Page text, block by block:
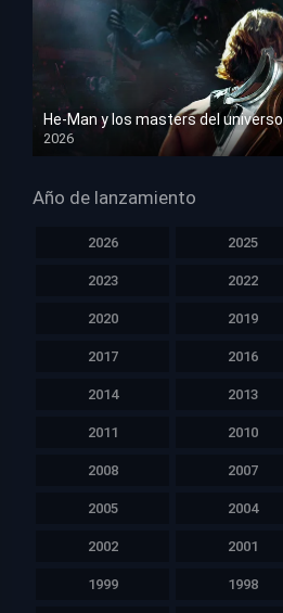
He-Man y los masters del universo
2026
HD 1080p
Año de lanzamiento
2026 2025
2023 2022
2020 2019
2017 2016
2014 2013
2011 2010
2008 2007
2005 2004
2002 2001
1999 1998